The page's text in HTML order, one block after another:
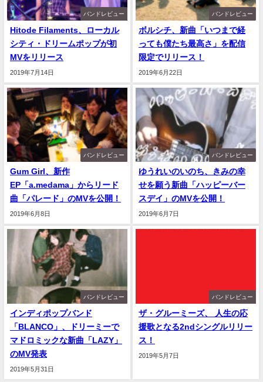
バンドレビュー
Hitode Filaments、ローカル
シティ・ドリームポップが初
MVをリリース
2019年7月14日
バンドレビュー
ボルシチ、新曲「いつまで経
っても僕たち最高さ」を配信
限定でリリース！
2019年6月22日
バンドレビュー
Gum Girl、新作
EP「a.medama」からリード
曲「パレード」のMVを公開！
2019年6月8日
バンドレビュー
ゆうれいのいのち、きみの幸
せを願う新曲「ハッピーバー
スデイ」のMVを公開！
2019年6月7日
バンドレビュー
インディポップバンド
「BLANCO」、ドリーミーで
マドロミックな新曲「LAZY」
のMV発表
2019年5月31日
バンドレビュー
ザ・グルーミーズ、 人生の応
援歌となる2ndシングルリリー
ス！
2019年5月7日